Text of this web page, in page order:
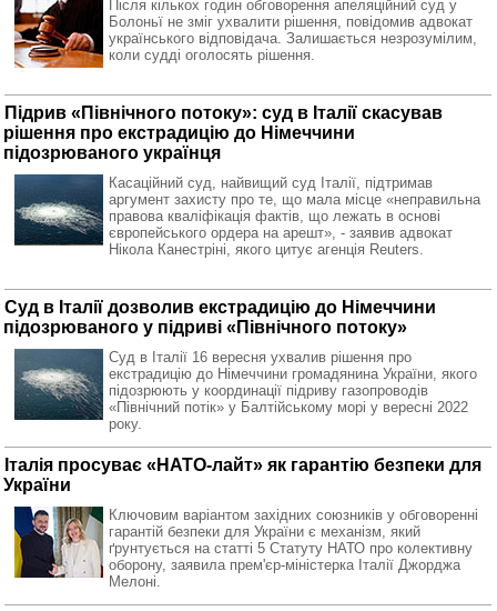
Після кількох годин обговорення апеляційний суд у
Болоньї не зміг ухвалити рішення, повідомив адвокат
українського відповідача. Залишається незрозумілим,
коли судді оголосять рішення.
Підрив «Північного потоку»: суд в Італії скасував
рішення про екстрадицію до Німеччини
підозрюваного українця
Касаційний суд, найвищий суд Італії, підтримав
аргумент захисту про те, що мала місце «неправильна
правова кваліфікація фактів, що лежать в основі
європейського ордера на арешт», - заявив адвокат
Нікола Канестріні, якого цитує агенція Reuters.
Суд в Італії дозволив екстрадицію до Німеччини
підозрюваного у підриві «Північного потоку»
Суд в Італії 16 вересня ухвалив рішення про
екстрадицію до Німеччини громадянина України, якого
підозрюють у координації підриву газопроводів
«Північний потік» у Балтійському морі у вересні 2022
року.
Італія просуває «НАТО-лайт» як гарантію безпеки для
України
Ключовим варіантом західних союзників у обговоренні
гарантій безпеки для України є механізм, який
ґрунтується на статті 5 Статуту НАТО про колективну
оборону, заявила прем'єр-міністерка Італії Джорджа
Мелоні.